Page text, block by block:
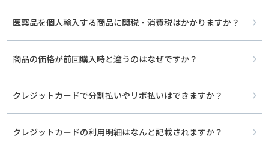
医薬品を個人輸入する商品に関税・消費税はかかりますか？
商品の価格が前回購入時と違うのはなぜですか？
クレジットカードで分割払いやリボ払いはできますか？
クレジットカードの利用明細はなんと記載されますか？